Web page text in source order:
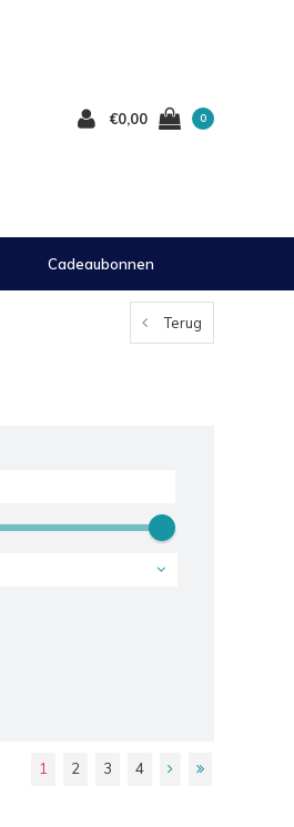
€0,00 0
Cadeaubonnen
Terug
1 2 3 4